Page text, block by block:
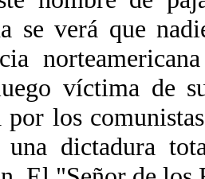
se verá que
víctima de
por los
una dictadura